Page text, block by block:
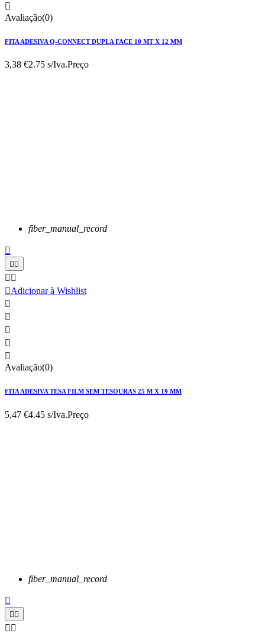

Avaliação(0)
FITA ADESIVA Q-CONNECT DUPLA FACE 10 MT X 12 MM
3,38 €2.75 s/Iva.Preço
fiber_manual_record

 
 
Adicionar à Wishlist





Avaliação(0)
FITA ADESIVA TESA FILM SEM TESOURAS 25 M X 19 MM
5,47 €4.45 s/Iva.Preço
fiber_manual_record

 
 